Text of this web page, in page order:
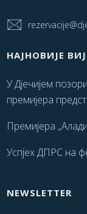
НАЈНОВИЈЕ
У Дјечијем
премијера
Премијера
Успјех ДПРС на
NEWSLETTER